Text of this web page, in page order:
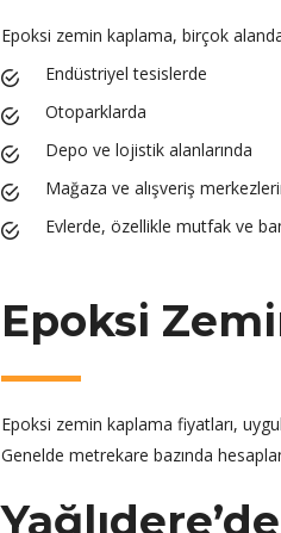
Epoksi zemin kaplama, birçok
Endüstriyel tesislerde
Otoparklarda
Depo ve lojistik alanlarında
Mağaza ve alışveriş
Evlerde, özellikle mutfak ve
Epoksi
Epoksi zemin kaplama fiyatları,
Genelde metrekare bazında